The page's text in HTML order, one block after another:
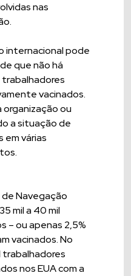
nas
internacional pode
que não há
vacinados.
organização ou
a situação de
várias
de Navegação
mil a 40 mil
– ou apenas 2,5%
vacinados. No
trabalhadores
nos EUA com a